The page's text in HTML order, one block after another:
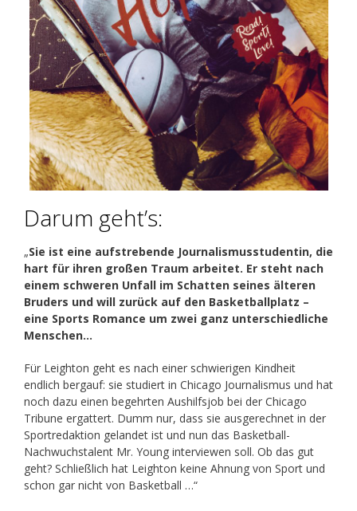
Darum geht’s:
„Sie ist eine aufstrebende Journalismusstudentin, die
hart für ihren großen Traum arbeitet. Er steht nach
einem schweren Unfall im Schatten seines älteren
Bruders und will zurück auf den Basketballplatz –
eine Sports Romance um zwei ganz unterschiedliche
Menschen…
Für Leighton geht es nach einer schwierigen Kindheit
endlich bergauf: sie studiert in Chicago Journalismus und hat
noch dazu einen begehrten Aushilfsjob bei der Chicago
Tribune ergattert. Dumm nur, dass sie ausgerechnet in der
Sportredaktion gelandet ist und nun das Basketball-
Nachwuchstalent Mr. Young interviewen soll. Ob das gut
geht? Schließlich hat Leighton keine Ahnung von Sport und
schon gar nicht von Basketball …“